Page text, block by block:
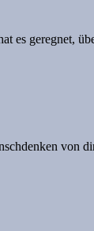
es geregnet,
von